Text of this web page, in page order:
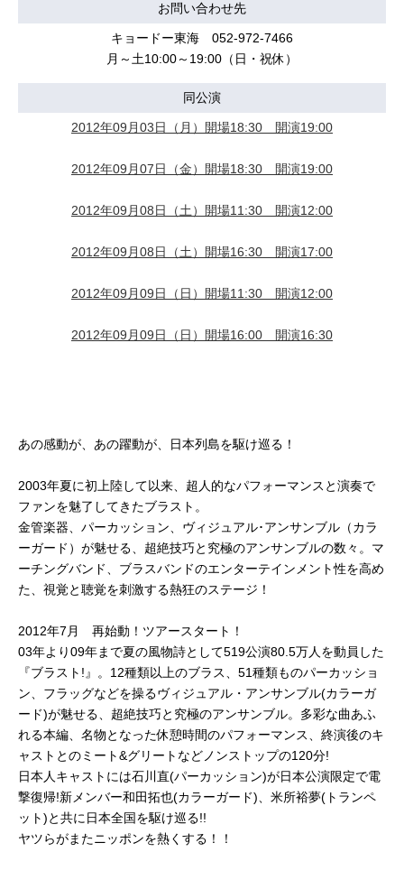
お問い合わせ先
キョードー東海 052-972-7466
月～土10:00～19:00（日・祝休）
同公演
2012年09月03日（月）開場18:30 開演19:00
2012年09月07日（金）開場18:30 開演19:00
2012年09月08日（土）開場11:30 開演12:00
2012年09月08日（土）開場16:30 開演17:00
2012年09月09日（日）開場11:30 開演12:00
2012年09月09日（日）開場16:00 開演16:30
あの感動が、あの躍動が、日本列島を駆け巡る！
2003年夏に初上陸して以来、超人的なパフォーマンスと演奏で
ファンを魅了してきたブラスト。
金管楽器、パーカッション、ヴィジュアル･アンサンブル（カラ
ーガード）が魅せる、超絶技巧と究極のアンサンブルの数々。マ
ーチングバンド、ブラスバンドのエンターテインメント性を高め
た、視覚と聴覚を刺激する熱狂のステージ！
2012年7月 再始動！ツアースタート！
03年より09年まで夏の風物詩として519公演80.5万人を動員した
『ブラスト!』。12種類以上のブラス、51種類ものパーカッショ
ン、フラッグなどを操るヴィジュアル・アンサンブル(カラーガ
ード)が魅せる、超絶技巧と究極のアンサンブル。多彩な曲あふ
れる本編、名物となった休憩時間のパフォーマンス、終演後のキ
ャストとのミート&グリートなどノンストップの120分!
日本人キャストには石川直(パーカッション)が日本公演限定で電
撃復帰!新メンバー和田拓也(カラーガード)、米所裕夢(トランペ
ット)と共に日本全国を駆け巡る!!
ヤツらがまたニッポンを熱くする！！